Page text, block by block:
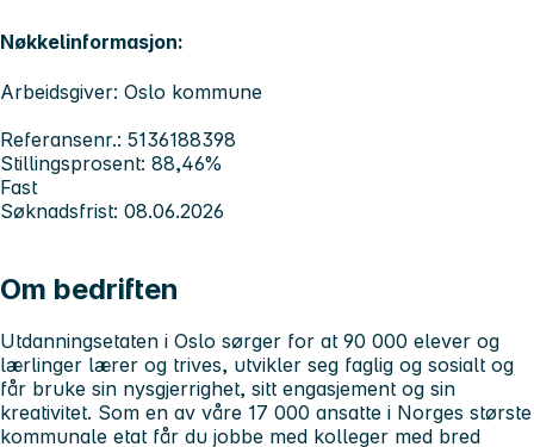
Nøkkelinformasjon:
Arbeidsgiver: Oslo kommune
Referansenr.: 5136188398
Stillingsprosent: 88,46%
Fast
Søknadsfrist: 08.06.2026
Om bedriften
Utdanningsetaten i Oslo sørger for at 90 000 elever og
lærlinger lærer og trives, utvikler seg faglig og sosialt og
får bruke sin nysgjerrighet, sitt engasjement og sin
kreativitet. Som en av våre 17 000 ansatte i Norges største
kommunale etat får du jobbe med kolleger med bred